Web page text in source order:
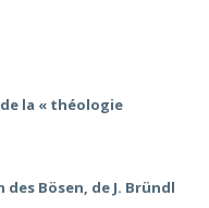
la « théologie
Bösen, de J. Bründl